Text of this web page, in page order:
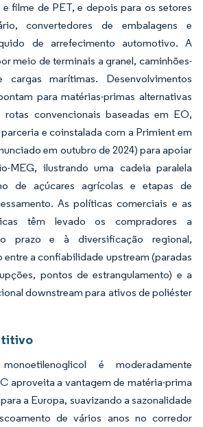
filme de PET, e depois para os setores
convertedores de embalagens e
de arrefecimento automotivo. A
meio de terminais a granel, caminhões-
cargas marítimas. Desenvolvimentos
para matérias-primas alternativas
convencionais baseadas em EO,
e coinstalada com a Primient em
em outubro de 2024) para apoiar
MEG, ilustrando uma cadeia paralela
de açúcares agrícolas e etapas de
As políticas comerciais e as
têm levado os compradores a
prazo e à diversificação regional,
entre a confiabilidade upstream (paradas
pontos de estrangulamento) e a
downstream para ativos de poliéster
é moderadamente
aproveita a vantagem de matéria-prima
a Europa, suavizando a sazonalidade
de vários anos no corredor